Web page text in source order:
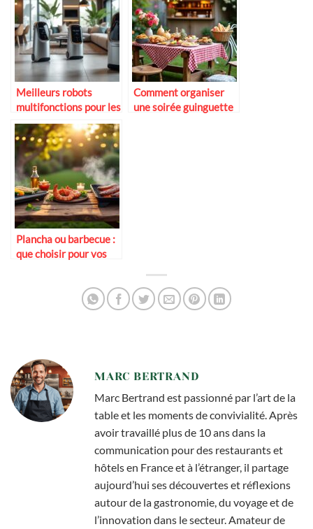
Meilleurs robots
multifonctions pour les
petits espaces
Comment organiser
une soirée guinguette
Plancha ou barbecue :
que choisir pour vos
MARC BERTRAND
Marc Bertrand est passionné par l’art de la
table et les moments de convivialité. Après
avoir travaillé plus de 10 ans dans la
communication pour des restaurants et
hôtels en France et à l’étranger, il partage
aujourd’hui ses découvertes et réflexions
autour de la gastronomie, du voyage et de
l’innovation dans le secteur. Amateur de